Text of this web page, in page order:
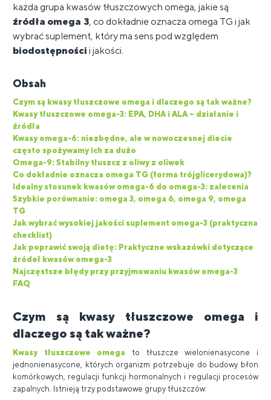
każda grupa kwasów tłuszczowych omega, jakie są
źródła omega 3, co dokładnie oznacza omega TG i jak
wybrać suplement, który ma sens pod względem
biodostępności i jakości.
Obsah
Czym są kwasy tłuszczowe omega i dlaczego są tak ważne?
Kwasy tłuszczowe omega-3: EPA, DHA i ALA – działanie i
źródła
Kwasy omega-6: niezbędne, ale w nowoczesnej diecie
często spożywamy ich za dużo
Omega-9: Stabilny tłuszcz z oliwy z oliwek
Co dokładnie oznacza omega TG (forma trójglicerydowa)?
Idealny stosunek kwasów omega-6 do omega-3: zalecenia
Szybkie porównanie: omega 3, omega 6, omega 9, omega
TG
Jak wybrać wysokiej jakości suplement omega-3 (praktyczna
checklist)
Jak poprawić swoją dietę: Praktyczne wskazówki dotyczące
źródeł kwasów omega-3
Najczęstsze błędy przy przyjmowaniu kwasów omega-3
FAQ
Czym są kwasy tłuszczowe omega i
dlaczego są tak ważne?
Kwasy tłuszczowe omega to tłuszcze wielonienasycone i
jednonienasycone, których organizm potrzebuje do budowy błon
komórkowych, regulacji funkcji hormonalnych i regulacji procesów
zapalnych. Istnieją trzy podstawowe grupy tłuszczów: